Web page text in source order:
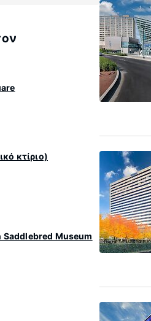
κτίριο)
Museum